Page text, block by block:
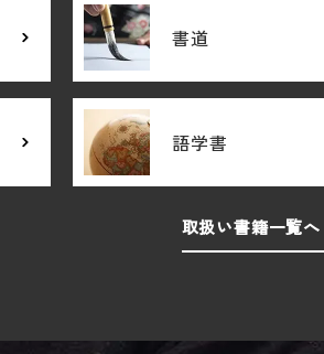
書道
語学書
取扱い書籍一覧へ